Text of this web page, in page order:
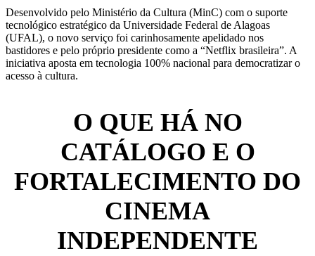
Desenvolvido pelo Ministério da Cultura (MinC) com o suporte
tecnológico estratégico da Universidade Federal de Alagoas
(UFAL), o novo serviço foi carinhosamente apelidado nos
bastidores e pelo próprio presidente como a “Netflix brasileira”. A
iniciativa aposta em tecnologia 100% nacional para democratizar o
acesso à cultura.
O QUE HÁ NO
CATÁLOGO E O
FORTALECIMENTO DO
CINEMA
INDEPENDENTE